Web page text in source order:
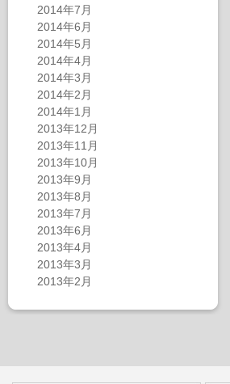
2014年7月
2014年6月
2014年5月
2014年4月
2014年3月
2014年2月
2014年1月
2013年12月
2013年11月
2013年10月
2013年9月
2013年8月
2013年7月
2013年6月
2013年4月
2013年3月
2013年2月